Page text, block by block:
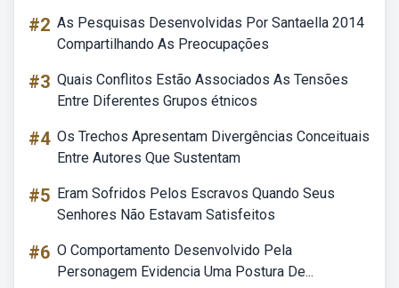
#2 As Pesquisas Desenvolvidas Por Santaella 2014
Compartilhando As Preocupações
#3 Quais Conflitos Estão Associados As Tensões
Entre Diferentes Grupos étnicos
#4 Os Trechos Apresentam Divergências Conceituais
Entre Autores Que Sustentam
#5 Eram Sofridos Pelos Escravos Quando Seus
Senhores Não Estavam Satisfeitos
#6 O Comportamento Desenvolvido Pela
Personagem Evidencia Uma Postura De...